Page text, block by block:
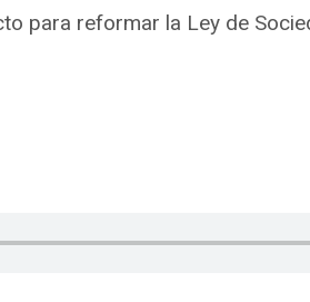
para reformar la Ley de